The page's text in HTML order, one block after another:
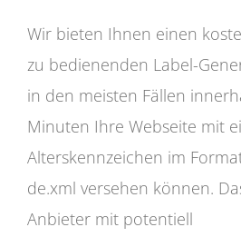
Wir bieten Ihnen einen
zu bedienenden Label-
in den meisten Fällen
Minuten Ihre Webseite mit
Alterskennzeichen im
de.xml versehen können.
Anbieter mit potentiell